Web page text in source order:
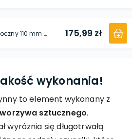
Osadnik rynnowy boczny 110 mm szary 10 szt. 175,99 zł
wykonania!
to element wykonany z
sztucznego.
wyróżnia się długotrwałą